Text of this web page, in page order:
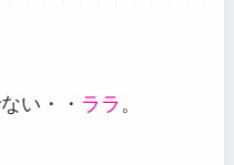
い・・ ララ 。